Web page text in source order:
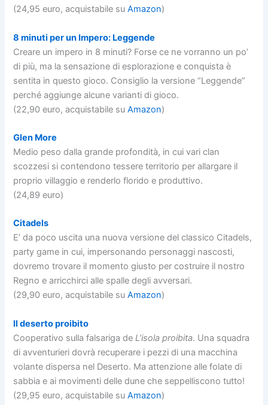
(24,95 euro, acquistabile suAmazon)
8 minuti per un Impero: Leggende
Creare un impero in 8 minuti? Forse ce ne vorranno un po’
di più, ma la sensazione di esplorazione e conquista è
sentita in questo gioco. Consiglio la versione “Leggende”
perché aggiunge alcune varianti di gioco.
(22,90 euro, acquistabile suAmazon)
Glen More
Medio peso dalla grande profondità, in cui vari clan
scozzesi si contendono tessere territorio per allargare il
proprio villaggio e renderlo florido e produttivo.
(24,89 euro)
Citadels
E’ da poco uscita una nuova versione del classico Citadels,
party game in cui, impersonando personaggi nascosti,
dovremo trovare il momento giusto per costruire il nostro
Regno e arricchirci alle spalle degli avversari.
(29,90 euro, acquistabile suAmazon)
Il deserto proibito
Cooperativo sulla falsariga deL’isola proibita. Una squadra
di avventurieri dovrà recuperare i pezzi di una macchina
volante dispersa nel Deserto. Ma attenzione alle folate di
sabbia e ai movimenti delle dune che seppelliscono tutto!
(29,95 euro, acquistabile suAmazon)